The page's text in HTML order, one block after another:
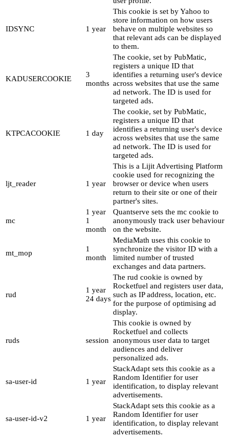
IDSYNC 1 year
This cookie is set by Yahoo to
store information on how users
behave on multiple websites so
that relevant ads can be displayed
to them.
KADUSERCOOKIE
3
months
The cookie, set by PubMatic,
registers a unique ID that
identifies a returning user's device
across websites that use the same
ad network. The ID is used for
targeted ads.
KTPCACOOKIE 1 day
The cookie, set by PubMatic,
registers a unique ID that
identifies a returning user's device
across websites that use the same
ad network. The ID is used for
targeted ads.
ljt_reader 1 year
This is a Lijit Advertising Platform
cookie used for recognizing the
browser or device when users
return to their site or one of their
partner's sites.
mc
1 year
1
month
Quantserve sets the mc cookie to
anonymously track user behaviour
on the website.
mt_mop
1
month
MediaMath uses this cookie to
synchronize the visitor ID with a
limited number of trusted
exchanges and data partners.
rud
1 year
24 days
The rud cookie is owned by
Rocketfuel and registers user data,
such as IP address, location, etc.
for the purpose of optimising ad
display.
ruds session
This cookie is owned by
Rocketfuel and collects
anonymous user data to target
audiences and deliver
personalized ads.
sa-user-id 1 year
StackAdapt sets this cookie as a
Random Identifier for user
identification, to display relevant
advertisements.
sa-user-id-v2 1 year
StackAdapt sets this cookie as a
Random Identifier for user
identification, to display relevant
advertisements.